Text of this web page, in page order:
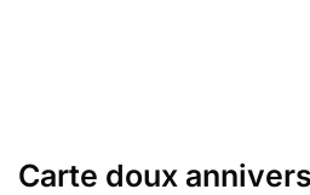
Carte doux